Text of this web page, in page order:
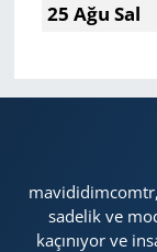
25 Ağu Sal
sadelik ve
kaçınıyor ve